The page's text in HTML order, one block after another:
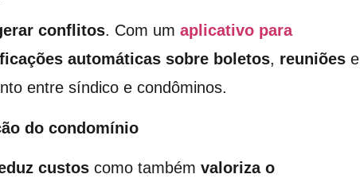
conflitos. Com um aplicativo para
automáticas sobre boletos, reuniões e
entre síndico e condôminos.
do condomínio
custos como também valoriza o